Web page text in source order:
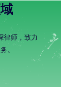
律师，致力
。